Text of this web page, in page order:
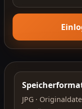
JPG ·